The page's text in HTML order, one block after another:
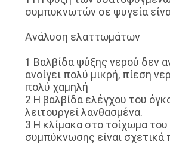
συμπυκνωτών σε ψυγεία
Ανάλυση ελαττωμάτων
1 Βαλβίδα ψύξης νερού δεν
ανοίγει πολύ μικρή, πίεση
πολύ χαμηλή
2 Η βαλβίδα ελέγχου του
λειτουργεί λανθασμένα.
3 Η κλίμακα στο τοίχωμα
συμπύκνωσης είναι σχετικά